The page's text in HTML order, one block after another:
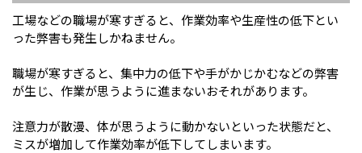
工場などの職場が寒すぎると、作業効率や生産性の低下とい
った弊害も発生しかねません。
職場が寒すぎると、集中力の低下や手がかじかむなどの弊害
が生じ、作業が思うように進まないおそれがあります。
注意力が散漫、体が思うように動かないといった状態だと、
ミスが増加して作業効率が低下してしまいます。